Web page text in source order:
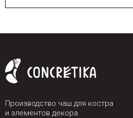
Производство чаш для костра
и элементов декора